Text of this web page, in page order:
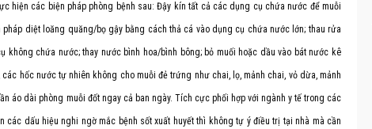
hiện các biện pháp phòng bệnh sau: Đậy kín tất cả các dụng cụ chứa nước để muỗi
diệt loăng quăng/bọ gậy bằng cách thả cá vào dụng cụ chứa nước lớn; thau rửa
chứa nước; thay nước bình hoa/bình bông; bỏ muối hoặc dầu vào bát nước kê
hốc nước tự nhiên không cho muỗi đẻ trứng như chai, lọ, mảnh chai, vỏ dừa, mảnh
áo dài phòng muỗi đốt ngay cả ban ngày. Tích cực phối hợp với ngành y tế trong các
các dấu hiệu nghi ngờ mắc bệnh sốt xuất huyết thì không tự ý điều trị tại nhà mà cần